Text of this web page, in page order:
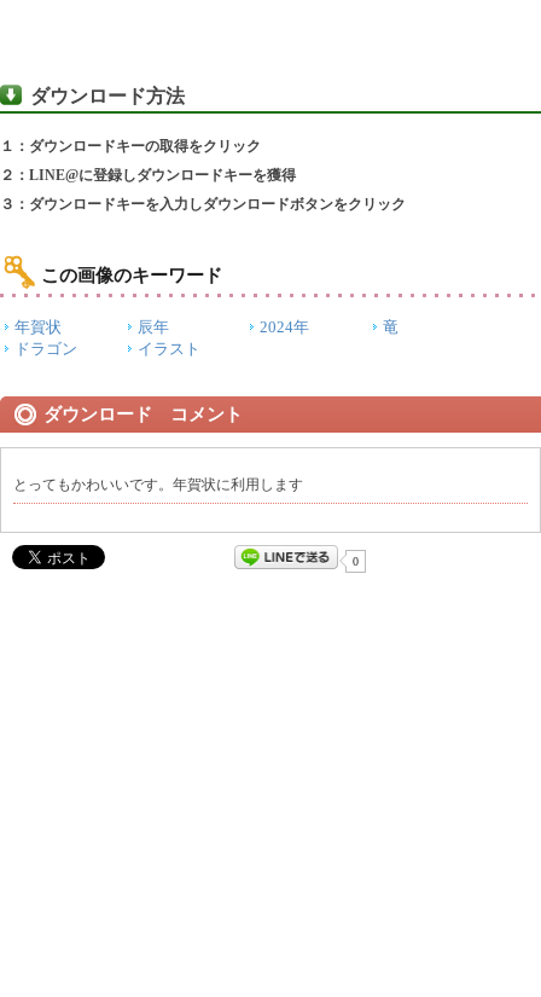
ダウンロード方法
１：ダウンロードキーの取得をクリック
２：LINE@に登録しダウンロードキーを獲得
３：ダウンロードキーを入力しダウンロードボタンをクリック
この画像のキーワード
年賀状 辰年 2024年
竜
ドラゴン
イラスト
ダウンロード コメント
とってもかわいいです。年賀状に利用します
0